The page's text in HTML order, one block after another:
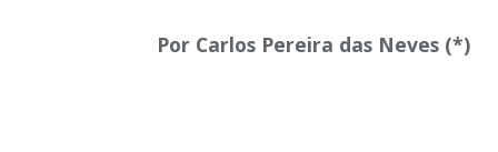
Por Carlos Pereira das Neves (*)